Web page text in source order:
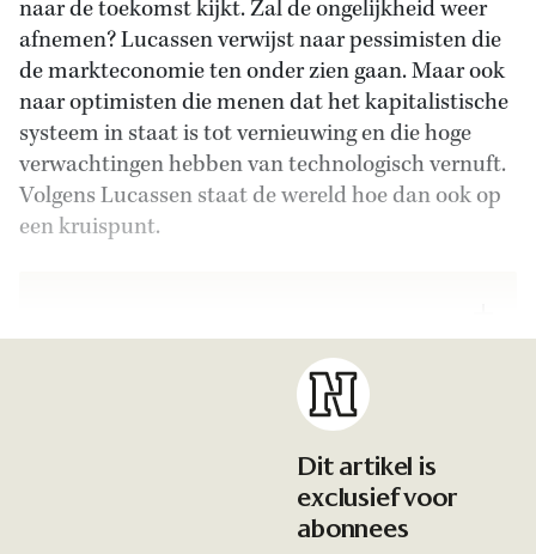
naar de toekomst kijkt. Zal de ongelijkheid weer
afnemen? Lucassen verwijst naar pessimisten die
de markteconomie ten onder zien gaan. Maar ook
naar optimisten die menen dat het kapitalistische
systeem in staat is tot vernieuwing en die hoge
verwachtingen hebben van technologisch vernuft.
Volgens Lucassen staat de wereld hoe dan ook op
een kruispunt.
Dit artikel is
exclusief voor
abonnees